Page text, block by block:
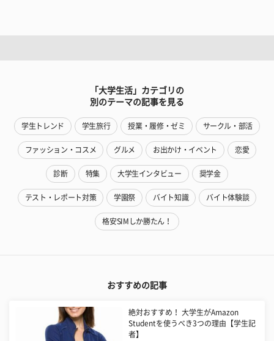
「大学生活」カテゴリの
別のテーマの記事を見る
学生トレンド 学生旅行 授業・履修・ゼミ サークル・部活
ファッション・コスメ グルメ お出かけ・イベント 恋愛
診断 特集 大学生インタビュー 奨学金
テスト・レポート対策 学園祭 バイト知識 バイト体験談
格安SIMしか勝たん！
おすすめの記事
絶対おすすめ！ 大学生がAmazon
Studentを使うべき3つの理由【学生記
者】